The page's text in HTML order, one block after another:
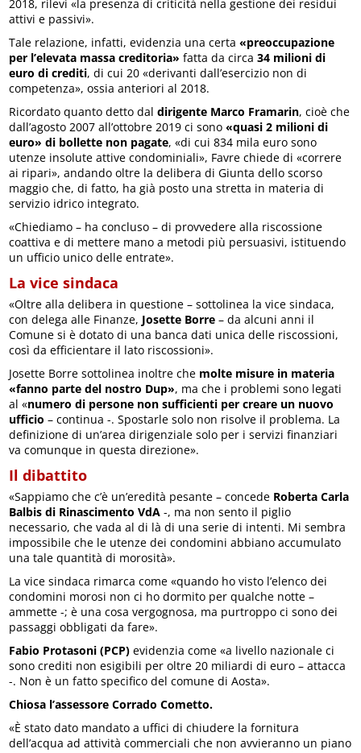
2018, rilevi «la presenza di criticità nella gestione dei residui
attivi e passivi».
Tale relazione, infatti, evidenzia una certa«preoccupazione
per l’elevata massa creditoria» fatta da circa34 milioni di
euro di crediti, di cui 20 «derivanti dall’esercizio non di
competenza», ossia anteriori al 2018.
Ricordato quanto detto daldirigente Marco Framarin, cioè che
dall’agosto 2007 all’ottobre 2019 ci sono«quasi 2 milioni di
euro» di bollette non pagate, «di cui 834 mila euro sono
utenze insolute attive condominiali», Favre chiede di «correre
ai ripari», andando oltre la delibera di Giunta dello scorso
maggio che, di fatto, ha già posto una stretta in materia di
servizio idrico integrato.
«Chiediamo – ha concluso – di provvedere alla riscossione
coattiva e di mettere mano a metodi più persuasivi, istituendo
un ufficio unico delle entrate».
La vice sindaca
«Oltre alla delibera in questione – sottolinea la vice sindaca,
con delega alle Finanze, Josette Borre – da alcuni anni il
Comune si è dotato di una banca dati unica delle riscossioni,
così da efficientare il lato riscossioni».
Josette Borre sottolinea inoltre che molte misure in materia
«fanno parte del nostro Dup», ma che i problemi sono legati
al «numero di persone non sufficienti per creare un nuovo
ufficio – continua -. Spostarle solo non risolve il problema. La
definizione di un’area dirigenziale solo per i servizi finanziari
va comunque in questa direzione».
Il dibattito
«Sappiamo che c’è un’eredità pesante – concede Roberta Carla
Balbis di Rinascimento VdA -, ma non sento il piglio
necessario, che vada al di là di una serie di intenti. Mi sembra
impossibile che le utenze dei condomini abbiano accumulato
una tale quantità di morosità».
La vice sindaca rimarca come «quando ho visto l’elenco dei
condomini morosi non ci ho dormito per qualche notte –
ammette -; è una cosa vergognosa, ma purtroppo ci sono dei
passaggi obbligati da fare».
Fabio Protasoni (PCP) evidenzia come «a livello nazionale ci
sono crediti non esigibili per oltre 20 miliardi di euro – attacca
-. Non è un fatto specifico del comune di Aosta».
Chiosa l’assessore Corrado Cometto.
«È stato dato mandato a uffici di chiudere la fornitura
dell’acqua ad attività commerciali che non avvieranno un piano